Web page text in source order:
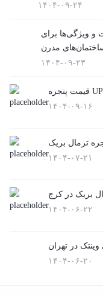
۱۴۰۴-۰۹-۲۴
و ویژگی‌ها برای
۱۴۰۴-۰۹-۲۳
۱۴۰۴-۰۹-۱۶
ترمال بریک
۱۴۰۴-۰۷-۲۱
بریک در کرج
۱۴۰۴-۰۶-۲۲
در تهران
۱۴۰۴-۰۶-۲۰